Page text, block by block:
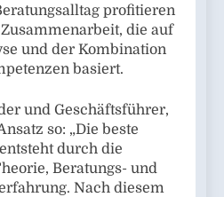
profitieren
die auf
und der Kombination
basiert.
und Geschäftsführer,
so: „Die beste
durch die
Beratungs- und
Nach diesem